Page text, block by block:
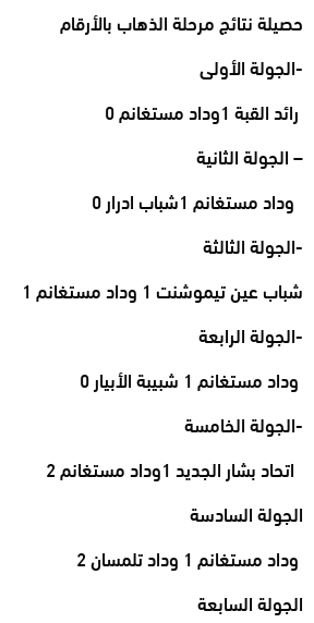
حصيلة نتائج مرحلة الذهاب بالأرقام
-الجولة الأولى
رائد القبة 1وداد مستغانم 0
– الجولة الثانية
وداد مستغانم 1شباب ادرار 0
-الجولة الثالثة
شباب عين تيموشنت 1 وداد مستغانم 1
-الجولة الرابعة
وداد مستغانم 1 شبيبة الأبيار 0
-الجولة الخامسة
اتحاد بشار الجديد 1وداد مستغانم 2
الجولة السادسة
وداد مستغانم 1 وداد تلمسان 2
الجولة السابعة